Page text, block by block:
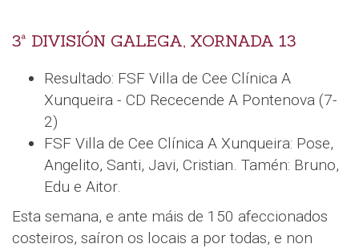
3ª DIVISIÓN GALEGA, XORNADA 13
Resultado: FSF Villa de Cee Clínica A
Xunqueira - CD Rececende A Pontenova (7-
2)
FSF Villa de Cee Clínica A Xunqueira: Pose,
Angelito, Santi, Javi, Cristian. Tamén: Bruno,
Edu e Aitor.
Esta semana, e ante máis de 150 afeccionados
costeiros, saíron os locais a por todas, e non